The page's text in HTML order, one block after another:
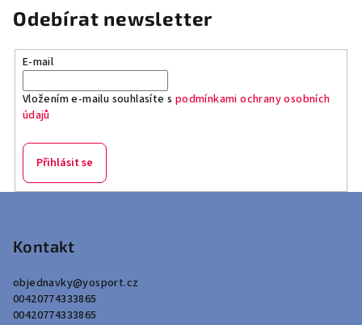
Odebírat newsletter
E-mail
Vložením e-mailu souhlasíte s podmínkami ochrany osobních
údajů
Přihlásit se
Kontakt
objednavky@yosport.cz
00420774333865
00420774333865